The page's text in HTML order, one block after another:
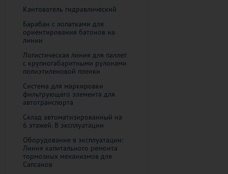
Кантователь гидравлический
Барабан с лопатками для
ориентирования батонов на
линии
Логистическая линия для паллет
с крупногабаритными рулонами
полиэтиленовой пленки
Система для маркировки
фильтрующего элемента для
автотранспорта
Склад автоматизированный на
6 этажей. В эксплуатации
Оборудование в эксплуатации:
Линия капитального ремонта
тормозных механизмов для
Сапсанов